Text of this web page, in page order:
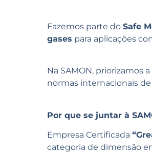
Fazemos parte do Safe
gases para aplicações
Na SAMON, priorizamos a
normas internacionais
Por que se juntar à
Empresa Certificada
categoria de dimensão